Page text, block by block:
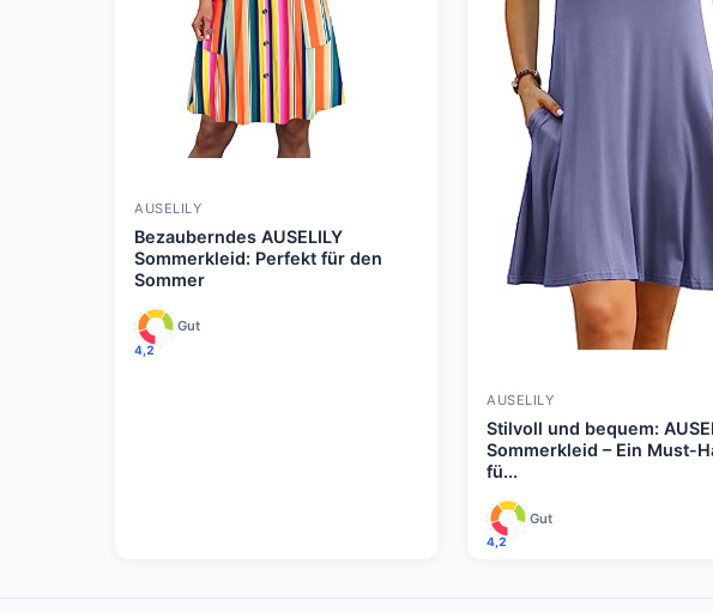
AUSELILY
Bezauberndes AUSELILY
Sommerkleid: Perfekt für den
Sommer
4,2
Gut
AUSELILY
Stilvoll und bequem:
Sommerkleid – Ein Must-
fü...
4,2
Gut